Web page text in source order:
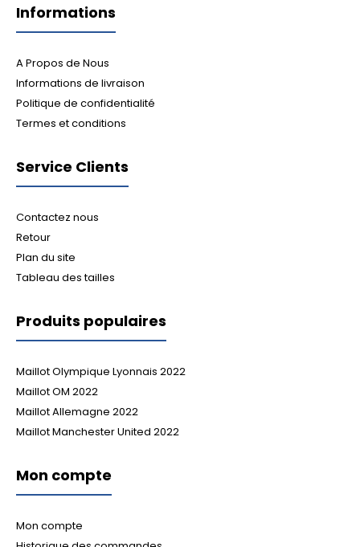
Informations
A Propos de Nous
Informations de livraison
Politique de confidentialité
Termes et conditions
Service Clients
Contactez nous
Retour
Plan du site
Tableau des tailles
Produits populaires
Maillot Olympique Lyonnais 2022
Maillot OM 2022
Maillot Allemagne 2022
Maillot Manchester United 2022
Mon compte
Mon compte